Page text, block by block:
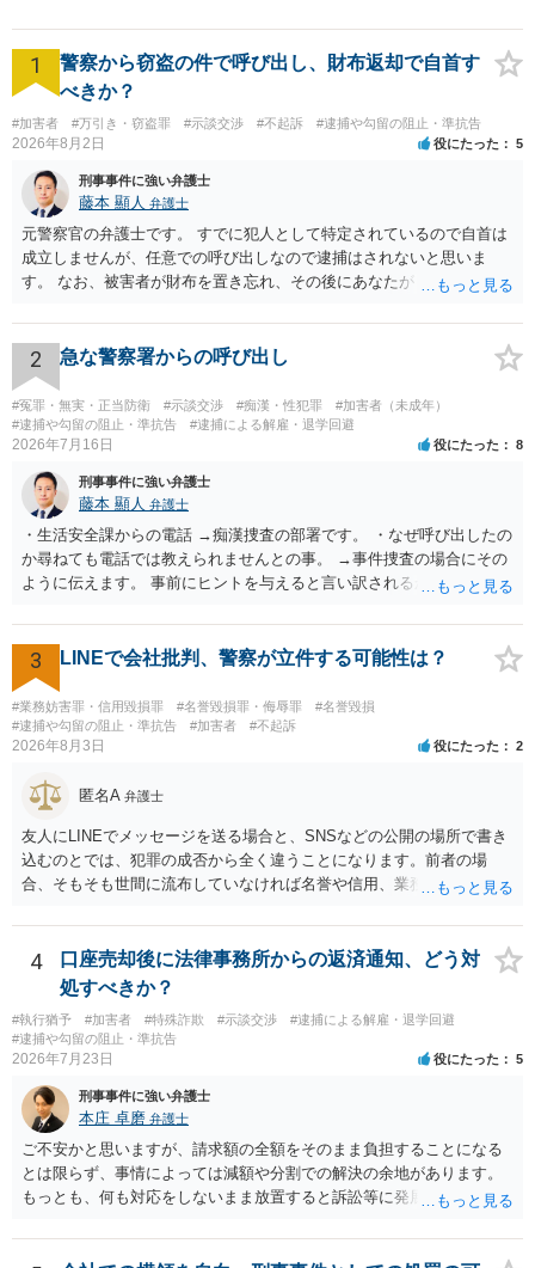
1
警察から窃盗の件で呼び出し、財布返却で自首す
べきか？
#加害者 #万引き・窃盗罪 #示談交渉 #不起訴 #逮捕や勾留の阻止・準抗告
2026年8月2日 役にたった 5
刑事事件に強い弁護士
藤本 顯人 弁護士
元警察官の弁護士です。 すでに犯人として特定されているので自首は
成立しませんが、任意での呼び出しなので逮捕はされないと思いま
す。 なお、被害者が財布を置き忘れ、その後にあなたがトイレに入
と言い逃れはかなり厳しいものと思います。
2 急な警察署からの呼び出し
#冤罪・無実・正当防衛 #示談交渉 #痴漢・性犯罪
#加害者（未成年）
#逮捕や勾留の阻止・準抗告
#逮捕による解雇・退学回避
2026年7月16日 役にたった 8
刑事事件に強い弁護士
藤本 顯人 弁護士
・生活安全課からの電話 →痴漢捜査の部署です。 ・なぜ呼び出したの
か尋ねても電話では教えられませんとの事。 →事件捜査の場合にその
ように伝えます。 事前にヒントを与えると言い訳されるからです。 ・
たり →やはり痴漢として疑われているのでは。 そもそも痴漢をやって
ないのであれば、何も疑われる筋合いは無いわけですし狼狽える必要
はないですね。
3 LINEで会社批判、警察が立件する可能性は？
#業務妨害罪・信用毀損罪 #名誉毀損罪・侮辱罪
#名誉毀損
#逮捕や勾留の阻止・準抗告
#加害者 #不起訴
2026年8月3日 役にたった 2
匿名A 弁護士
友人にLINEでメッセージを送る場合と、SNSなどの公開の場所で書き
込むのとでは、犯罪の成否から全く違うことになります。前者の場
合、そもそも世間に流布していなければ名誉や信用、業務にかかる犯
4
口座売却後に法律事務所からの返済通知、どう対
処すべきか？
#執行猶予 #加害者 #特殊詐欺 #示談交渉
#逮捕による解雇・退学回避
#逮捕や勾留の阻止・準抗告
2026年7月23日 役にたった 5
刑事事件に強い弁護士
本庄 卓磨 弁護士
ご不安かと思いますが、請求額の全額をそのまま負担することになる
とは限らず、事情によっては減額や分割での解決の余地があります。
もっとも、何も対応をしないまま放置すると訴訟等に発展してしまう
めします。